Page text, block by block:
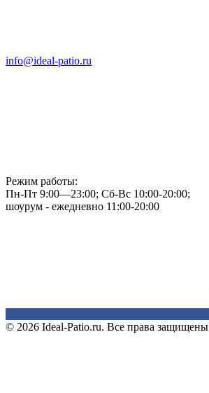
info@ideal-patio.ru
Режим работы:
Пн-Пт 9:00—23:00; Сб-Вс 10:00-20:00;
шоурум - ежедневно 11:00-20:00
© 2026 Ideal-Patio.ru. Все права защищены